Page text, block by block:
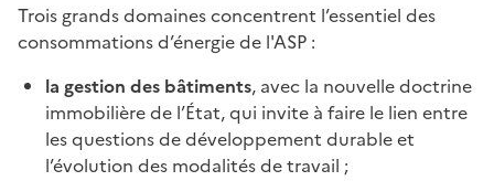
Trois grands domaines concentrent l’essentiel des
consommations d’énergie de l'ASP :
la gestion des bâtiments, avec la nouvelle doctrine
immobilière de l’État, qui invite à faire le lien entre
les questions de développement durable et
l’évolution des modalités de travail ;